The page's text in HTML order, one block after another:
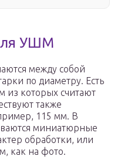
УШМ
между собой
по диаметру. Есть
из которых считают
также
115 мм. В
миниатюрные
обработки, или
как на фото.